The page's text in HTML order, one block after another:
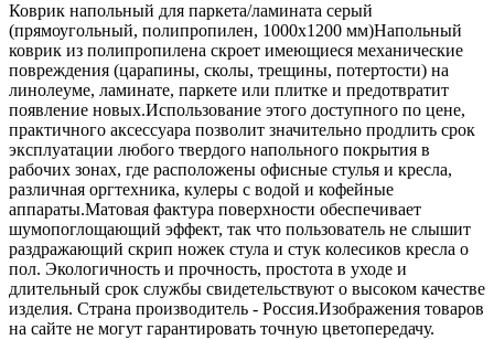
Коврик напольный для паркета/ламината серый
(прямоугольный, полипропилен, 1000х1200 мм)Напольный
коврик из полипропилена скроет имеющиеся механические
повреждения (царапины, сколы, трещины, потертости) на
линолеуме, ламинате, паркете или плитке и предотвратит
появление новых.Использование этого доступного по цене,
практичного аксессуара позволит значительно продлить срок
эксплуатации любого твердого напольного покрытия в
рабочих зонах, где расположены офисные стулья и кресла,
различная оргтехника, кулеры с водой и кофейные
аппараты.Матовая фактура поверхности обеспечивает
шумопоглощающий эффект, так что пользователь не слышит
раздражающий скрип ножек стула и стук колесиков кресла о
пол. Экологичность и прочность, простота в уходе и
длительный срок службы свидетельствуют о высоком качестве
изделия. Страна производитель - Россия.Изображения товаров
на сайте не могут гарантировать точную цветопередачу.